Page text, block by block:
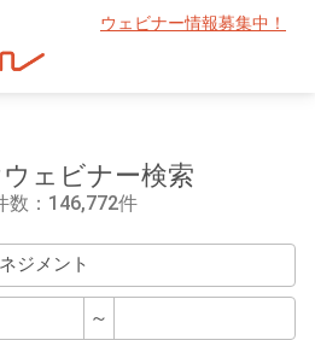
ウェビナー情報募集中！
ェビナー検索
数：146,772件
～